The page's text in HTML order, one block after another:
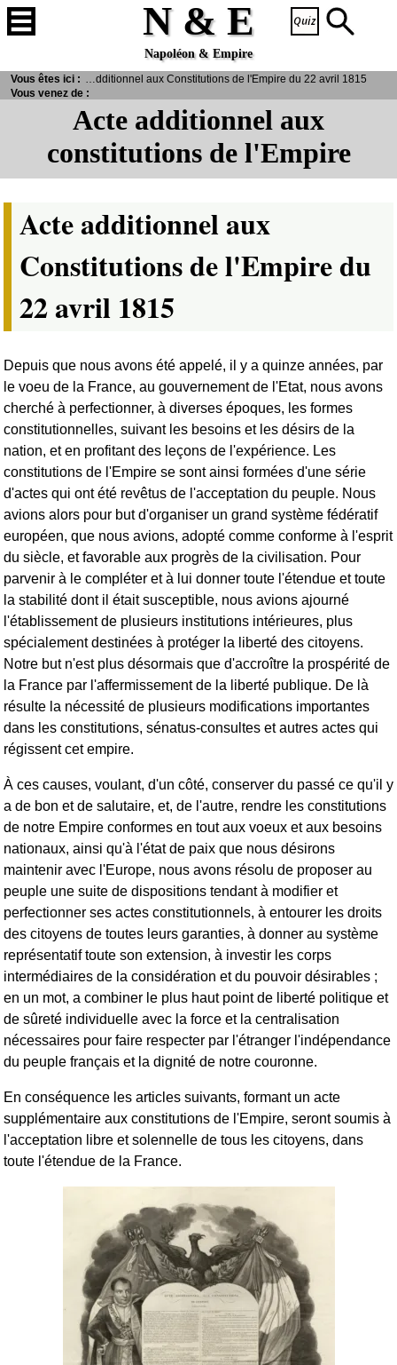
N & E
Napoléon & Empire
Acte additionnel aux
constitutions de l'Empire
Acte additionnel aux
Constitutions de l'Empire du
22 avril 1815
Depuis que nous avons été appelé, il y a quinze années, par
le voeu de la France, au gouvernement de l'Etat, nous avons
cherché à perfectionner, à diverses époques, les formes
constitutionnelles, suivant les besoins et les désirs de la
nation, et en profitant des leçons de l'expérience. Les
constitutions de l'Empire se sont ainsi formées d'une série
d'actes qui ont été revêtus de l'acceptation du peuple. Nous
avions alors pour but d'organiser un grand système fédératif
européen, que nous avions, adopté comme conforme à l'esprit
du siècle, et favorable aux progrès de la civilisation. Pour
parvenir à le compléter et à lui donner toute l'étendue et toute
la stabilité dont il était susceptible, nous avions ajourné
l'établissement de plusieurs institutions intérieures, plus
spécialement destinées à protéger la liberté des citoyens.
Notre but n'est plus désormais que d'accroître la prospérité de
la France par l'affermissement de la liberté publique. De là
résulte la nécessité de plusieurs modifications importantes
dans les constitutions, sénatus-consultes et autres actes qui
régissent cet empire.
À ces causes, voulant, d'un côté, conserver du passé ce qu'il y
a de bon et de salutaire, et, de l'autre, rendre les constitutions
de notre Empire conformes en tout aux voeux et aux besoins
nationaux, ainsi qu'à l'état de paix que nous désirons
maintenir avec l'Europe, nous avons résolu de proposer au
peuple une suite de dispositions tendant à modifier et
perfectionner ses actes constitutionnels, à entourer les droits
des citoyens de toutes leurs garanties, à donner au système
représentatif toute son extension, à investir les corps
intermédiaires de la considération et du pouvoir désirables ;
en un mot, a combiner le plus haut point de liberté politique et
de sûreté individuelle avec la force et la centralisation
nécessaires pour faire respecter par l'étranger l'indépendance
du peuple français et la dignité de notre couronne.
En conséquence les articles suivants, formant un acte
supplémentaire aux constitutions de l'Empire, seront soumis à
l'acceptation libre et solennelle de tous les citoyens, dans
toute l'étendue de la France.
Vous êtes ici :
> Texte officiel du Consulat et de l'Empire - Acte additionnel aux Constitutions de l'Empire du 22 avril 1815
Vous venez de :